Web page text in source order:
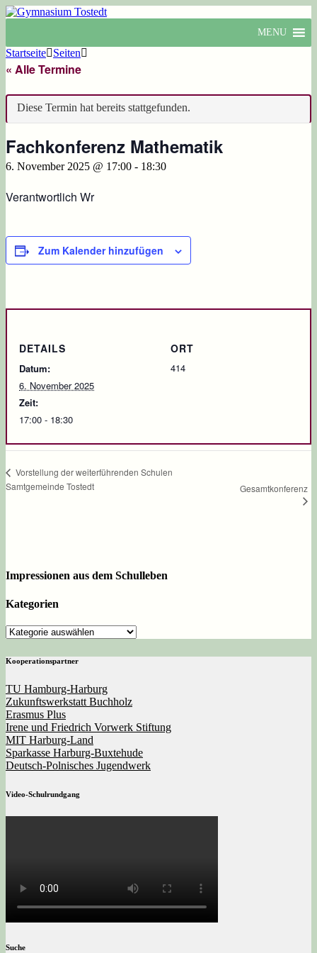
MENU
Startseite Seiten
« Alle Termine
Diese Termin hat bereits stattgefunden.
Fachkonferenz Mathematik
6. November 2025 @ 17:00 - 18:30
Verantwortlich Wr
Zum Kalender hinzufügen
DETAILS
Datum:
6. November 2025
Zeit:
17:00 - 18:30
ORT
414
Vorstellung der weiterführenden Schulen
Samtgemeinde Tostedt
Gesamtkonferenz
Impressionen aus dem Schulleben
Kategorien
Kategorien
Kooperationspartner
TU Hamburg-Harburg
Zukunftswerkstatt Buchholz
Erasmus Plus
Irene und Friedrich Vorwerk Stiftung
MIT Harburg-Land
Sparkasse Harburg-Buxtehude
Deutsch-Polnisches Jugendwerk
Video-Schulrundgang
Suche